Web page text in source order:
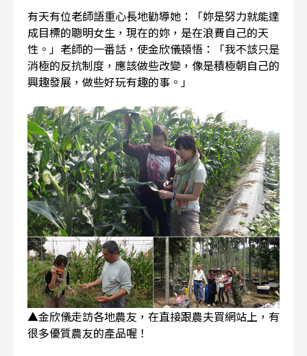
有天有位老師語重心長地勸導她：「妳是努力就能達
成目標的聰明女生，現在的妳，是在浪費自己的天
性。」老師的一番話，使金欣儀頓悟：「我不該只是
消極的反抗制度，應該做些改變，像是積極朝自己的
興趣發展，做些好玩有趣的事。」
▲金欣儀走訪各地農友，在直接跟農夫買網站上，有
很多優質農友的產品喔！